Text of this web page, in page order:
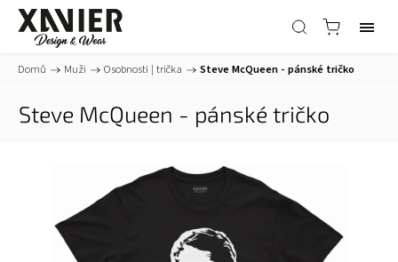
Domů / Muži / Osobnosti | trička / Steve McQueen - pánské tričko
Steve McQueen - pánské tričko